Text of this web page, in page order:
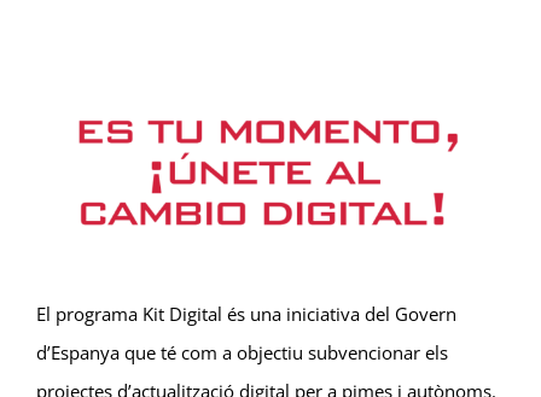
El programa Kit Digital és una iniciativa del Govern
d’Espanya que té com a objectiu subvencionar els
projectes d’actualització digital per a pimes i autònoms.